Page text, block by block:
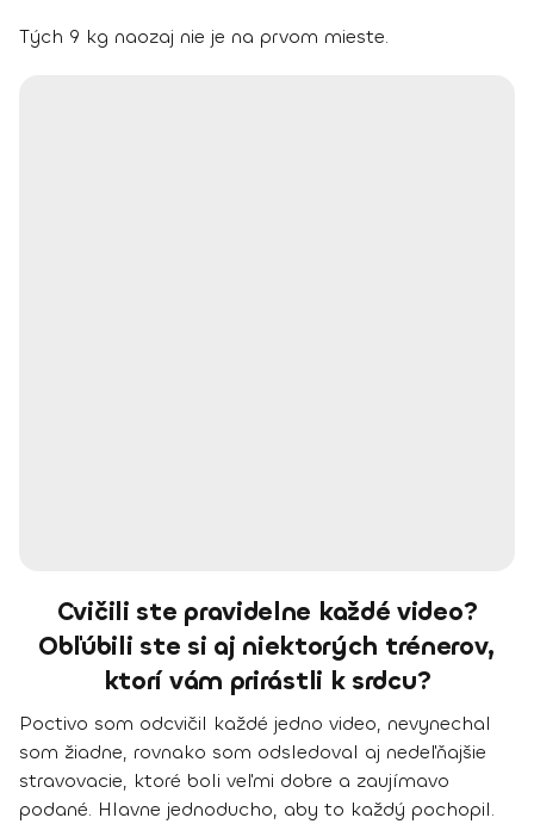
Tých 9 kg naozaj nie je na prvom mieste.
Cvičili ste pravidelne každé video?
Obľúbili ste si aj niektorých trénerov,
ktorí vám prirástli k srdcu?
Poctivo som odcvičil každé jedno video, nevynechal
som žiadne, rovnako som odsledoval aj nedeľňajšie
stravovacie, ktoré boli veľmi dobre a zaujímavo
podané. Hlavne jednoducho, aby to každý pochopil.